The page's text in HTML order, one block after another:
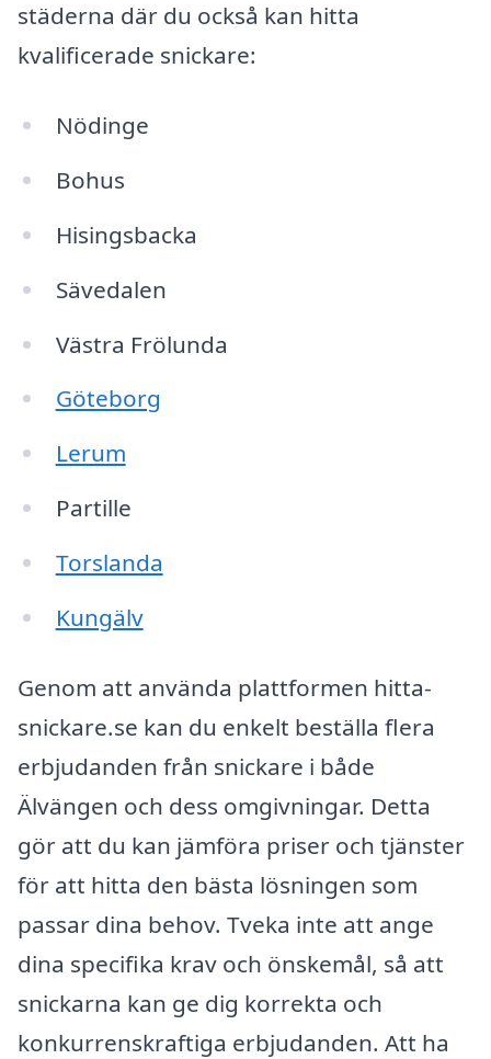
städerna där du också kan hitta
kvalificerade snickare:
Nödinge
Bohus
Hisingsbacka
Sävedalen
Västra Frölunda
Göteborg
Lerum
Partille
Torslanda
Kungälv
Genom att använda plattformen hitta-
snickare.se kan du enkelt beställa flera
erbjudanden från snickare i både
Älvängen och dess omgivningar. Detta
gör att du kan jämföra priser och tjänster
för att hitta den bästa lösningen som
passar dina behov. Tveka inte att ange
dina specifika krav och önskemål, så att
snickarna kan ge dig korrekta och
konkurrenskraftiga erbjudanden. Att ha